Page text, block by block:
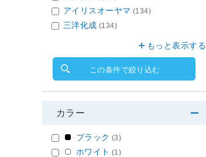
アイリスオーヤマ (134)
三洋化成 (134)
もっと表示する
この条件で絞り込む
カラー
ブラック (3)
ホワイト (1)